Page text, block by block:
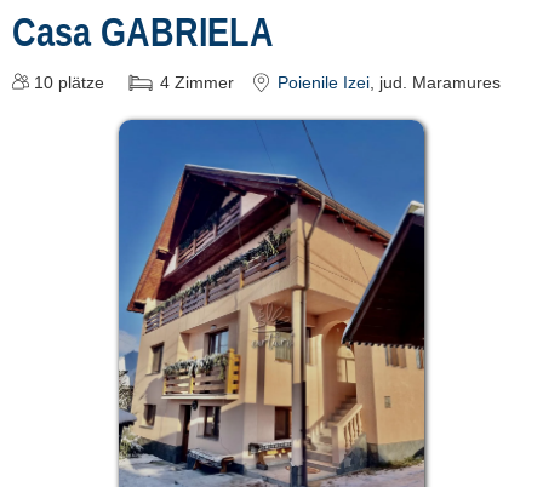
Casa GABRIELA
10 plätze 4 Zimmer Poienile Izei, jud. Maramures